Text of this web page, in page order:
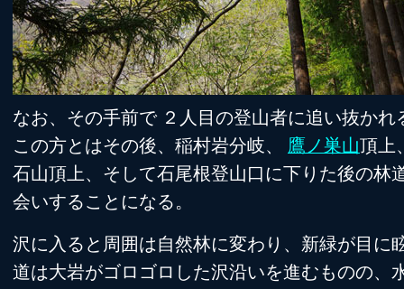
なお、その手前で ２人目の登山者に追い抜かれ
この方とはその後、稲村岩分岐、 鷹ノ巣山頂上
石山頂上、そして石尾根登山口に下りた後の林
会いすることになる。
沢に入ると周囲は自然林に変わり、新緑が目に
道は大岩がゴロゴロした沢沿いを進むものの、